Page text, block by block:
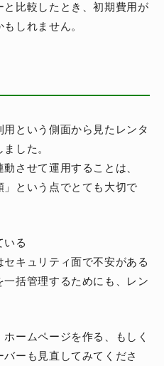
比較したとき、初期費用が
しれません。
という側面から見たレンタ
した。
させて運用することは、
」という点でとても大切で
いる
キュリティ面で不安がある
一括管理するためにも、レン
ームページを作る、もしく
ーも見直してみてくださ